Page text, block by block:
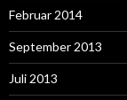
Februar 2014
September 2013
Juli 2013